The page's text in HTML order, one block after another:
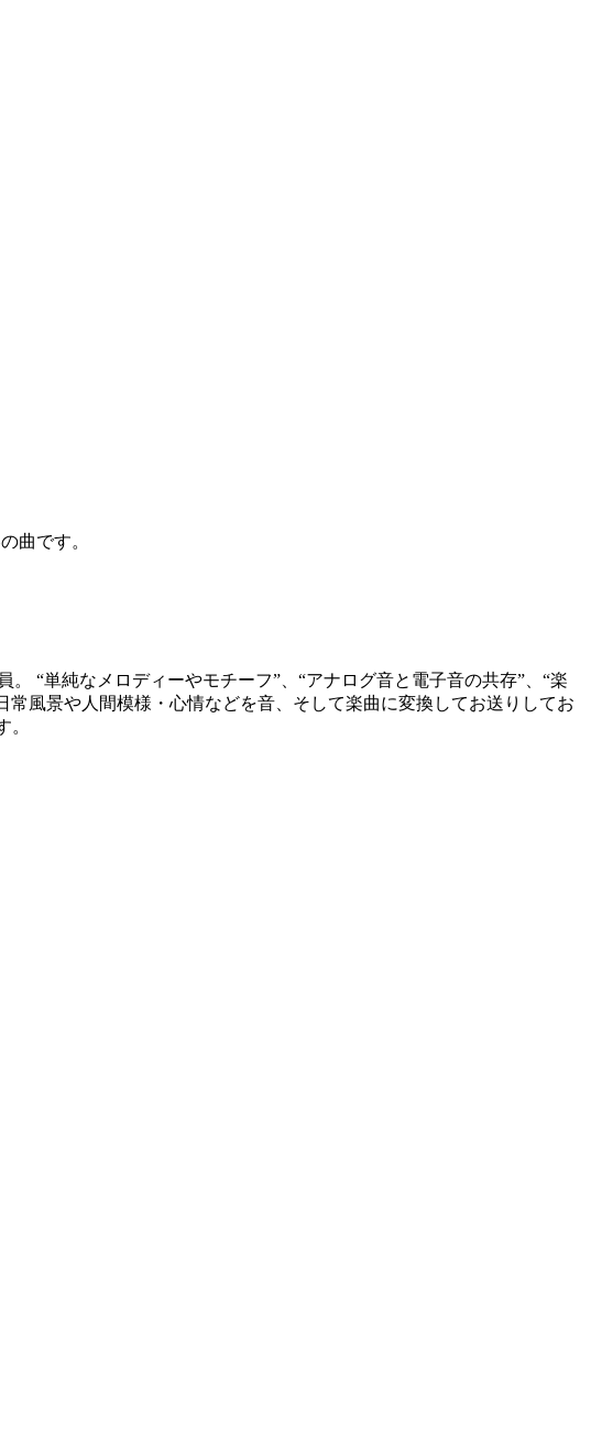
曲です。
“単純なメロディーやモチーフ”、“アナログ音と電子音の共存”、“楽
風景や人間模様・心情などを音、そして楽曲に変換してお送りしてお
。